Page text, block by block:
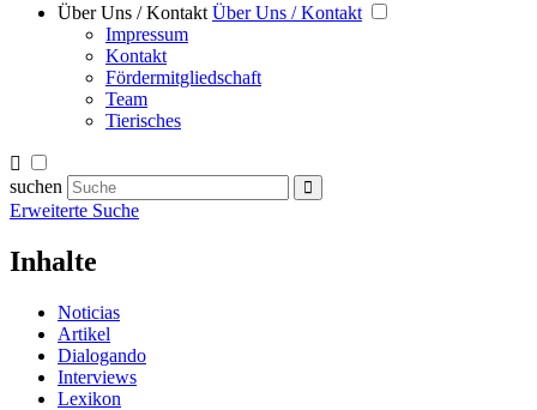
Über Uns / Kontakt Über Uns / Kontakt
Impressum
Kontakt
Fördermitgliedschaft
Team
Tierisches
suchen
Erweiterte Suche
Inhalte
Noticias
Artikel
Dialogando
Interviews
Lexikon